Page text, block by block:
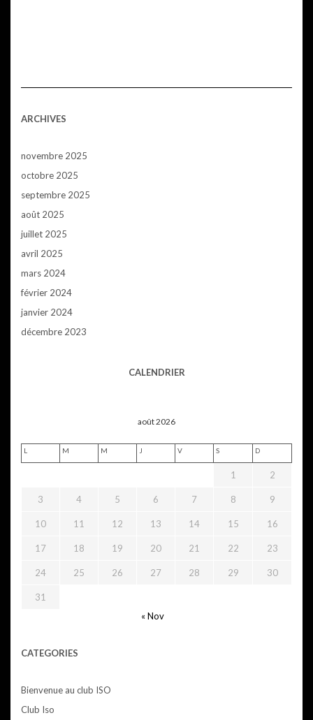
ARCHIVES
novembre 2025
octobre 2025
septembre 2025
août 2025
juillet 2025
avril 2025
mars 2024
février 2024
janvier 2024
décembre 2023
CALENDRIER
août 2026
L M M J V S D
1 2
3 4 5 6 7 8 9
10 11 12 13 14 15 16
17 18 19 20 21 22 23
24 25 26 27 28 29 30
31
« Nov
CATEGORIES
Bienvenue au club ISO
Club Iso